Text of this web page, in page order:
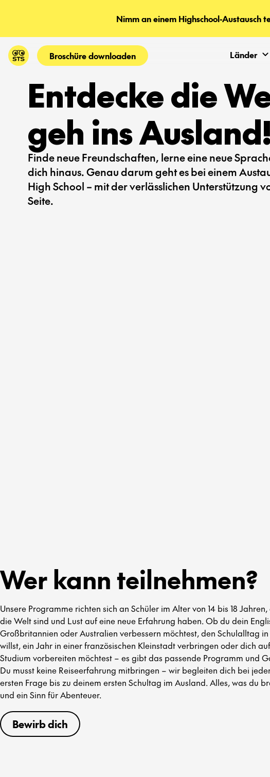
Nimm an einem Highschool-Austausch
Broschüre downloaden Länder
Entdecke die
geh ins Ausland!
Finde neue Freundschaften, lerne eine neue
dich hinaus. Genau darum geht es bei einem
High School – mit der verlässlichen Unterstützung
Seite.
Wer kann teilnehmen?
Unsere Programme richten sich an Schüler im Alter von 14 bis 18
die Welt sind und Lust auf eine neue Erfahrung haben. Ob du dein
Großbritannien oder Australien verbessern möchtest, den Schulalltag
willst, ein Jahr in einer französischen Kleinstadt verbringen oder dich
Studium vorbereiten möchtest – es gibt das passende Programm und
Du musst keine Reiseerfahrung mitbringen – wir begleiten dich bei
ersten Frage bis zu deinem ersten Schultag im Ausland. Alles, was du
und ein Sinn für Abenteuer.
Bewirb dich